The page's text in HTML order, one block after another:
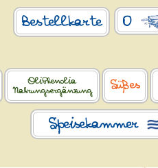
0
Bestellkarte
OliPhenolia
Nahrungsergänzung
Süßes
Speisekammer